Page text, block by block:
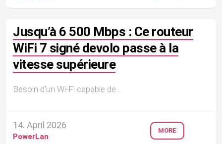
Jusqu’à 6 500 Mbps : Ce routeur
WiFi 7 signé devolo passe à la
vitesse supérieure
Besoin d’un Wi-Fi capable de...
14. April 2026
PowerLan
MORE